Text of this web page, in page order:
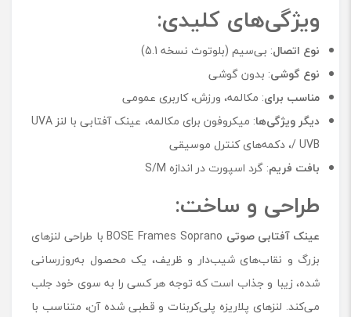
ویژگی‌های کلیدی:
نوع اتصال: بی‌سیم (بلوتوث نسخه 5.1)
نوع گوشی: بدون گوشی
مناسب برای: مکالمه، ورزش، کاربری عمومی
دیگر ویژگی‌ها
: میکروفون برای مکالمه، عینک آفتابی با لنز UVA
/ UVB، دکمه‌های کنترل موسیقی
بافت فریم: گرد اسپورت در اندازه S/M
طراحی و ساخت:
عینک آفتابی صوتی
BOSE Frames Soprano با طراحی لنزهای
بزرگ و نقاب‌های شیب‌دار و ظریف، یک محصول به‌روزرسانی
شده، زیبا و جذاب است که توجه هر کسی را به سوی خود جلب
می‌کند. لنزهای پلاریزه پلی‌کربنات و قطبی شده آن، متناسب با